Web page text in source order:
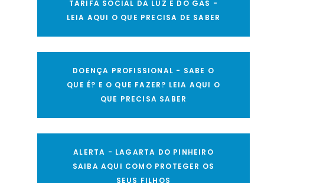
TARIFA SOCIAL DA LUZ E DO GÁS -
LEIA AQUI O QUE PRECISA DE SABER
DOENÇA PROFISSIONAL - SABE O
QUE É? E O QUE FAZER? LEIA AQUI O
QUE PRECISA SABER
ALERTA - LAGARTA DO PINHEIRO
SAIBA AQUI COMO PROTEGER OS
SEUS FILHOS